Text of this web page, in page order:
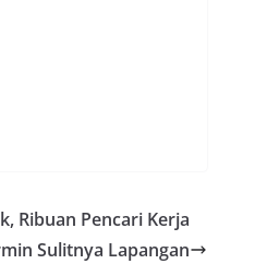
Ribuan Pencari Kerja
Sulitnya Lapangan